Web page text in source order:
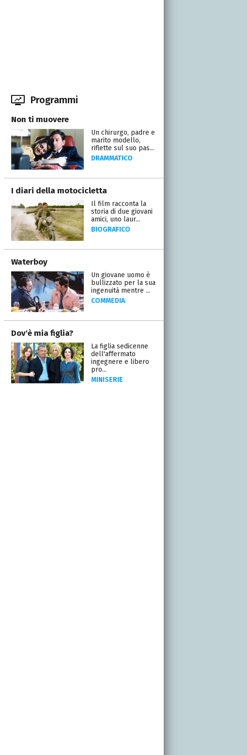
Programmi
Non ti muovere
Un chirurgo, padre e
marito modello,
riflette sul suo pas...
DRAMMATICO
I diari della motocicletta
Il film racconta la
storia di due giovani
amici, uno laur...
BIOGRAFICO
Waterboy
Un giovane uomo è
bullizzato per la sua
ingenuità mentre ...
COMMEDIA
Dov'è mia figlia?
La figlia sedicenne
dell'affermato
ingegnere e libero
pro...
MINISERIE